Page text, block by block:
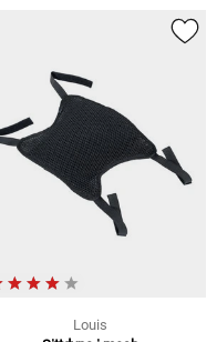
Louis